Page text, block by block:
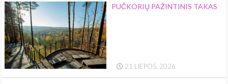
PUČKORIŲ PAŽINTINIS TAKAS
21 LIEPOS, 2026